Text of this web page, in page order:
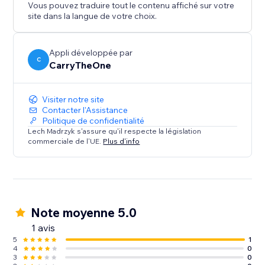
Vous pouvez traduire tout le contenu affiché sur votre
site dans la langue de votre choix.
C
Appli développée par
CarryTheOne
Visiter notre site
Contacter l'Assistance
Politique de confidentialité
Lech Madrzyk s'assure qu'il respecte la législation
commerciale de l'UE. Plus d'info
Note moyenne 5.0
1 avis
5
1
4
0
3
0